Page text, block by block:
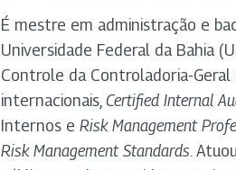
É mestre em administração e
Universidade Federal da Bahia
Controle da Controladoria-Geral
internacionais, Certified Internal
Internos e Risk Management
Risk Management Standards.